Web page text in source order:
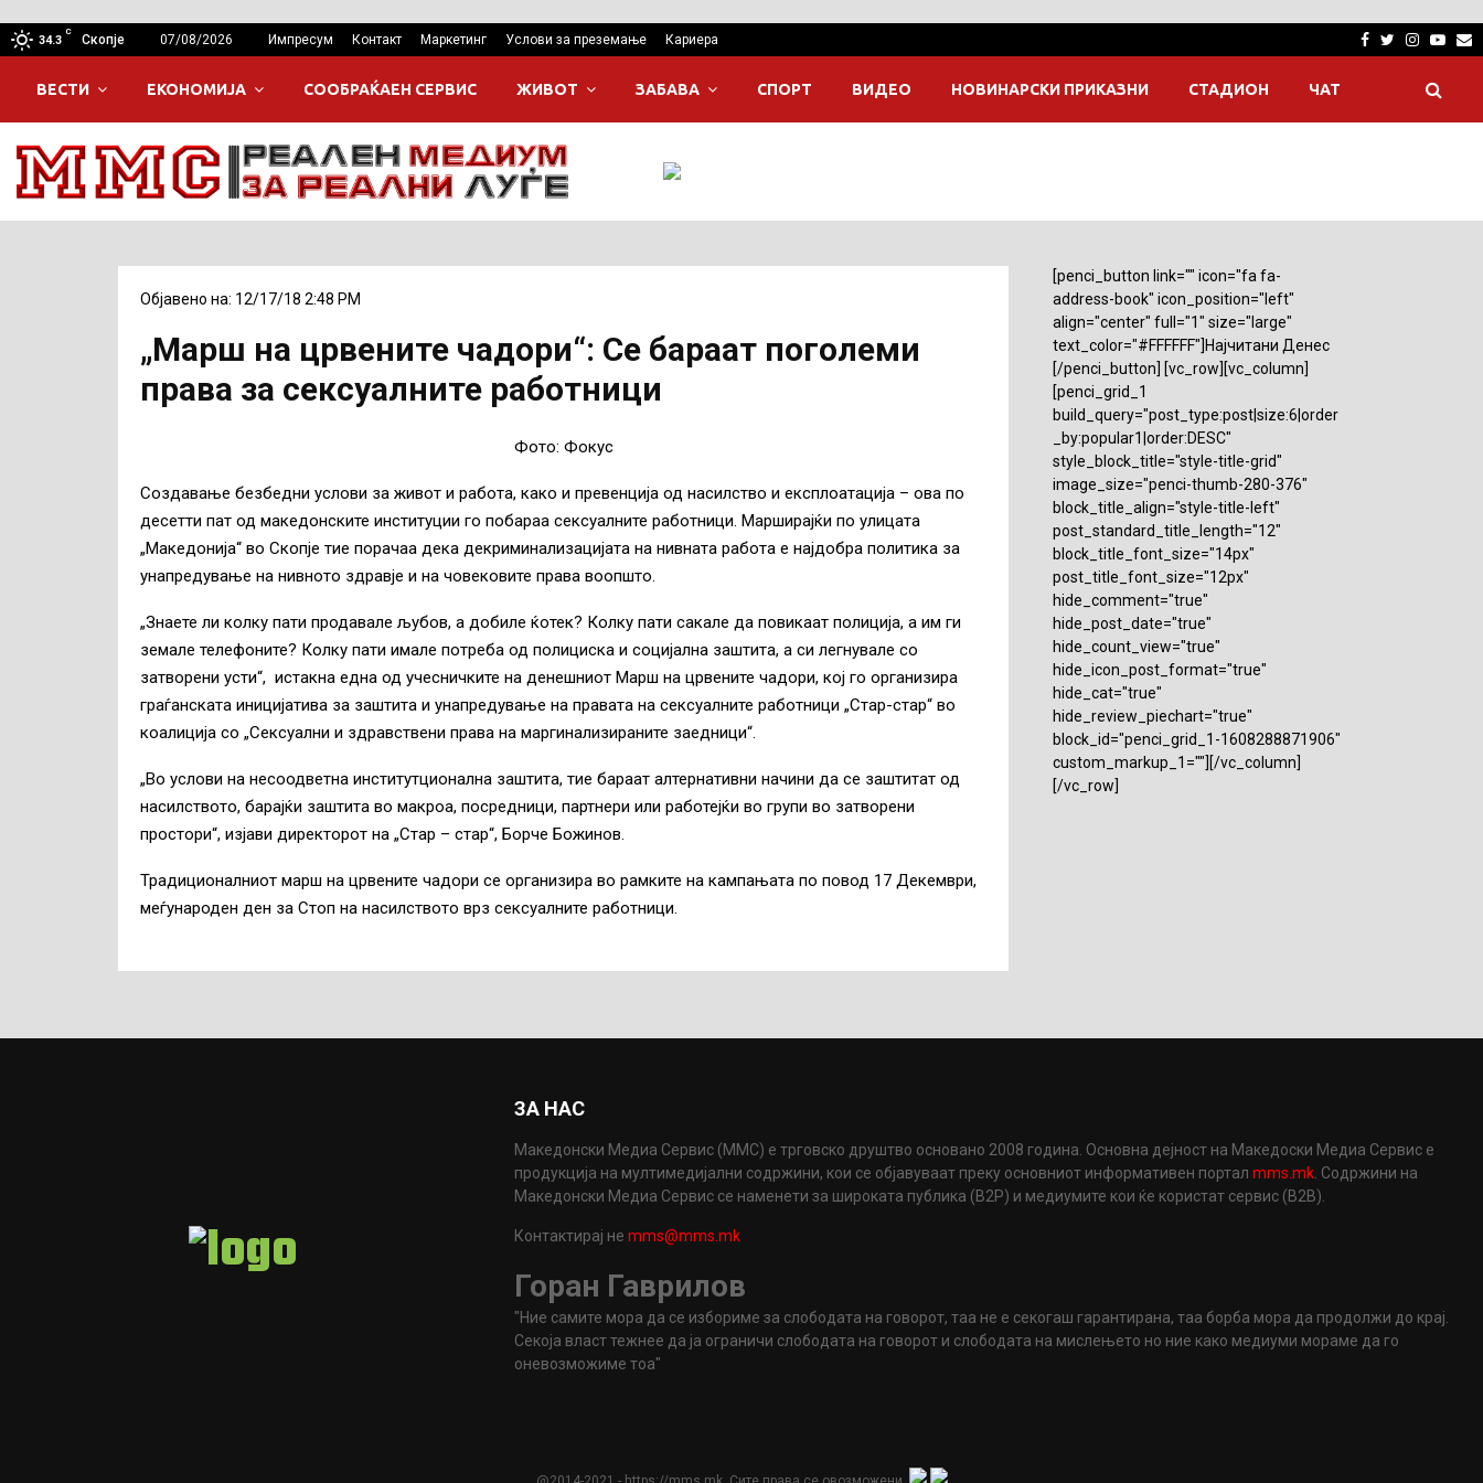
34.3
C
Скопје 07/08/2026 Импресум Контакт Маркетинг Услови за преземање Кариера Facebook
Twitter
ВЕСТИ ЕКОНОМИЈА СООБРАЌАЕН СЕРВИС ЖИВОТ ЗАБАВА СПОРТ ВИДЕО НОВИНАРСКИ ПРИКАЗНИ СТАДИОН ЧАТ
Објавено на: 12/17/18 2:48 PM
„Марш на црвените чадори“: Се бараат поголеми
права за сексуалните работници
Фото: Фокус
Создавање безбедни услови за живот и работа, како и превенција од насилство и експлоатација – ова по
десетти пат од македонските институции го побараа сексуалните работници. Марширајќи по улицата
„Македонија“ во Скопје тие порачаа дека декриминализацијата на нивната работа е најдобра политика за
унапредување на нивното здравје и на човековите права воопшто.
„Знаете ли колку пати продавале љубов, а добиле ќотек? Колку пати сакале да повикаат полиција, а им ги
земале телефоните? Колку пати имале потреба од полициска и социјална заштита, а си легнувале со
затворени усти“, истакна една од учесничките на денешниот Марш на црвените чадори, кој го организира
граѓанската иницијатива за заштита и унапредување на правата на сексуалните работници „Стар-стар“ во
коалиција со „Сексуални и здравствени права на маргинализираните заедници“.
„Во услови на несоодветна институтционална заштита, тие бараат алтернативни начини да се заштитат од
насилството, барајќи заштита во макроа, посредници, партнери или работејќи во групи во затворени
простори“, изјави директорот на „Стар – стар“, Борче Божинов.
Традиционалниот марш на црвените чадори се организира во рамките на кампањата по повод 17 Декември,
меѓународен ден за Стоп на насилството врз сексуалните работници.
[penci_button link="" icon="fa fa-
address-book" icon_position="left"
align="center" full="1" size="large"
text_color="#FFFFFF"]Најчитани Денес
[/penci_button] [vc_row][vc_column]
[penci_grid_1
build_query="post_type:post|size:6|order
_by:popular1|order:DESC"
style_block_title="style-title-grid"
image_size="penci-thumb-280-376"
block_title_align="style-title-left"
post_standard_title_length="12"
block_title_font_size="14px"
post_title_font_size="12px"
hide_comment="true"
hide_post_date="true"
hide_count_view="true"
hide_icon_post_format="true"
hide_cat="true"
hide_review_piechart="true"
block_id="penci_grid_1-1608288871906"
custom_markup_1=""][/vc_column]
[/vc_row]
ЗА НАС
Македонски Медиа Сервис (ММС) е трговско друштво основано 2008 година. Основна дејност на Македоски Медиа Сервис е
продукција на мултимедијални содржини, кои се објавуваат преку основниот информативен порталmms.mk. Содржини на
Македонски Медиа Сервис се наменети за широката публика (B2P) и медиумите кои ќе користат сервис (B2B).
Контактирај неmms@mms.mk
Горан Гаврилов
"Ние самите мора да се избориме за слободата на говорот, таа не е секогаш гарантирана, таа борба мора да продолжи до крај.
Секоја власт тежнее да ја ограничи слободата на говорот и слободата на мислењето но ние како медиуми мораме да го
оневозможиме тоа"